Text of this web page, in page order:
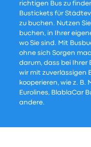
richtigen Bus zu
Bustickets für
zu buchen. Nutzen
buchen, in Ihrer
wo Sie sind. Mit
ohne sich Sorgen
darum, dass bei Ihrer
wir mit zuverlässigen
kooperieren, wie z. B.
Eurolines, BlablaCar
andere.